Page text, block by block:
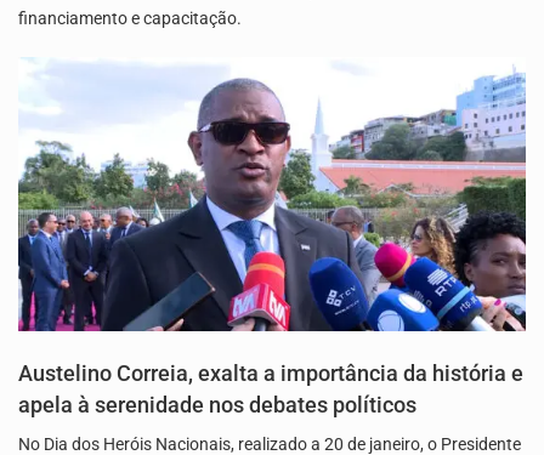
financiamento e capacitação.
Austelino Correia, exalta a importância da história e
apela à serenidade nos debates políticos
No Dia dos Heróis Nacionais, realizado a 20 de janeiro, o Presidente